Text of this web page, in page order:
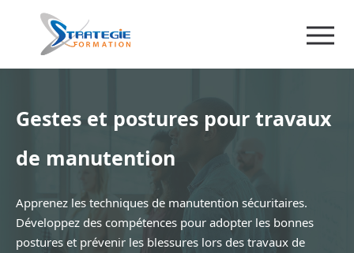
Gestes et postures pour travaux
de manutention
Apprenez les techniques de manutention sécuritaires.
Développez des compétences pour adopter les bonnes
postures et prévenir les blessures lors des travaux de